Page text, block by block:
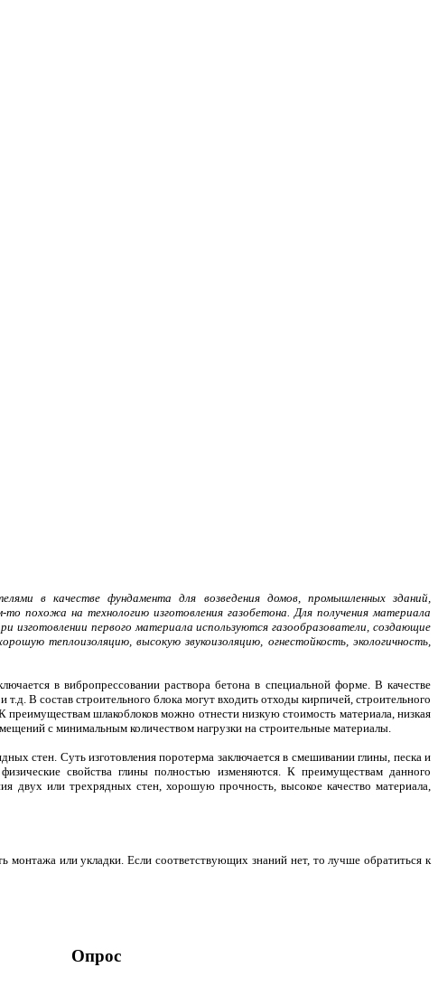
в качестве фундамента для возведения домов, промышленных зданий,
похожа на технологию изготовления газобетона. Для получения материала
изготовлении первого материала используются газообразователи, создающие
теплоизоляцию, высокую звукоизоляцию, огнестойкость, экологичность,
в вибропрессовании раствора бетона в специальной форме. В качестве
В состав строительного блока могут входить отходы кирпичей, строительного
преимуществам шлакоблоков можно отнести низкую стоимость материала, низкая
с минимальным количеством нагрузки на строительные материалы.
стен. Суть изготовления поротерма заключается в смешивании глины, песка и
свойства глины полностью изменяются. К преимуществам данного
двух или трехрядных стен, хорошую прочность, высокое качество материала,
монтажа или укладки. Если соответствующих знаний нет, то лучше обратиться к
Опрос